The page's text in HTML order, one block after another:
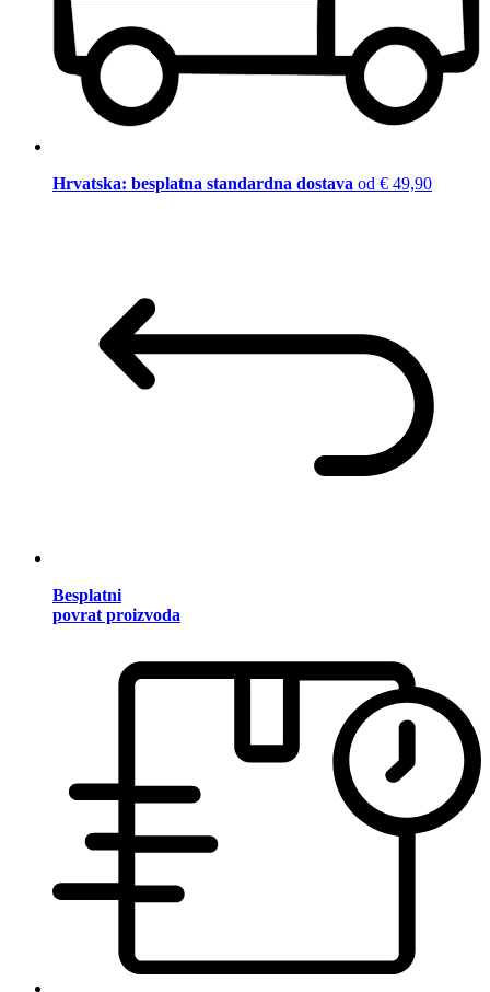
Hrvatska: besplatna standardna dostava od € 49,90
Besplatni
povrat proizvoda